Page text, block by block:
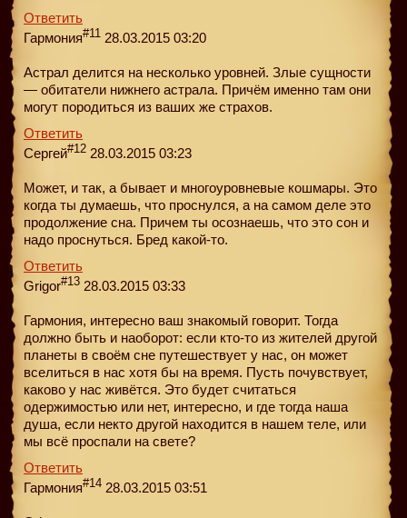
Ответить
Гармония#11 28.03.2015 03:20
Астрал делится на несколько уровней. Злые сущности
— обитатели нижнего астрала. Причём именно там они
могут породиться из ваших же страхов.
Ответить
Сергей#12 28.03.2015 03:23
Может, и так, а бывает и многоуровневые кошмары. Это
когда ты думаешь, что проснулся, а на самом деле это
продолжение сна. Причем ты осознаешь, что это сон и
надо проснуться. Бред какой-то.
Ответить
Grigor#13 28.03.2015 03:33
Гармония, интересно ваш знакомый говорит. Тогда
должно быть и наоборот: если кто-то из жителей другой
планеты в своём сне путешествует у нас, он может
вселиться в нас хотя бы на время. Пусть почувствует,
каково у нас живётся. Это будет считаться
одержимостью или нет, интересно, и где тогда наша
душа, если некто другой находится в нашем теле, или
мы всё проспали на свете?
Ответить
Гармония#14 28.03.2015 03:51